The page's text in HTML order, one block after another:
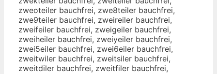
zweoteiler bauchfrei, zwe8teiler bauchfrei,
zwe9teiler bauchfrei, zweireiler bauchfrei,
zweifeiler bauchfrei, zweigeiler bauchfrei,
zweiheiler bauchfrei, zweiyeiler bauchfrei,
zwei5eiler bauchfrei, zwei6eiler bauchfrei,
zweitwiler bauchfrei, zweitsiler bauchfrei,
zweitdiler bauchfrei, zweitfiler bauchfrei,